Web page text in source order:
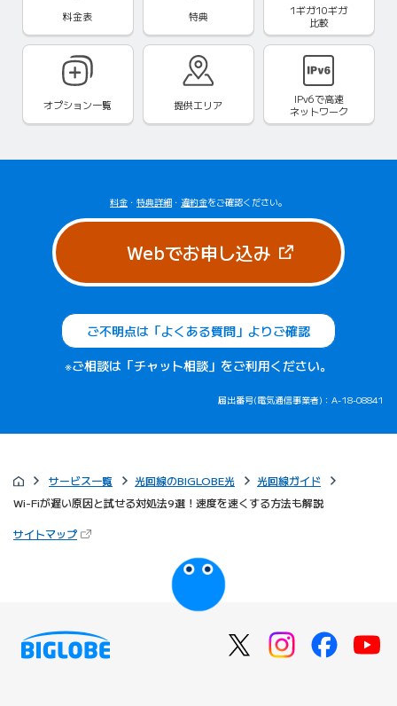
料金表 特典
1ギガ10ギガ
比較
オプション一覧 提供エリア IPv6で高速
ネットワーク
料金 ・ 特典詳細 ・ 違約金をご確認ください。
Webでお申し込み（新しいタブ
ご不明点は「よくある質問」よりご確認
※ご相談は「チャット相談」をご利用ください。
届出番号(電気通信事業者)：A-18-08841
サービス一覧 光回線のBIGLOBE光
光回線ガイド
Wi-Fiが遅い原因と試せる対処法9選！速度を速くする方法も解説
サイトマップ（新しいタブで開きます）
びっぷるのページ